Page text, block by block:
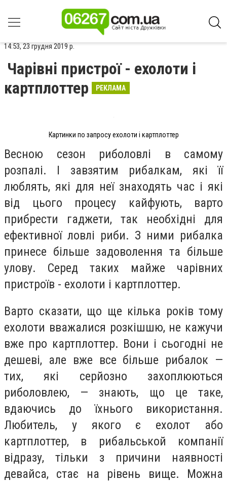
14:53, 23 грудня 2019 р.
Чарівні пристрої - ехолоти і
картплоттер
РЕКЛАМА
Картинки по запросу ехолоти і картплоттер
Весною сезон риболовлі в самому
розпалі. І завзятим рибалкам, які її
люблять, які для неї знаходять час і які
від цього процесу кайфують, варто
прибрести гаджети, так необхідні для
ефективної ловлі риби. З ними рибалка
принесе більше задоволення та більше
улову. Серед таких майже чарівних
пристроїв - ехолоти і картплоттер.
Варто сказати, що ще кілька років тому
ехолоти вважалися розкішшю, не кажучи
вже про картплоттер. Вони і сьогодні не
дешеві, але вже все більше рибалок —
тих, які серйозно захоплюються
риболовлею, — знають, що це таке,
вдаючись до їхнього використання.
Любитель, у якого є ехолот або
картплоттер, в рибальськой компанії
відразу, тільки з причини наявності
девайса, стає на рівень вище. Можна